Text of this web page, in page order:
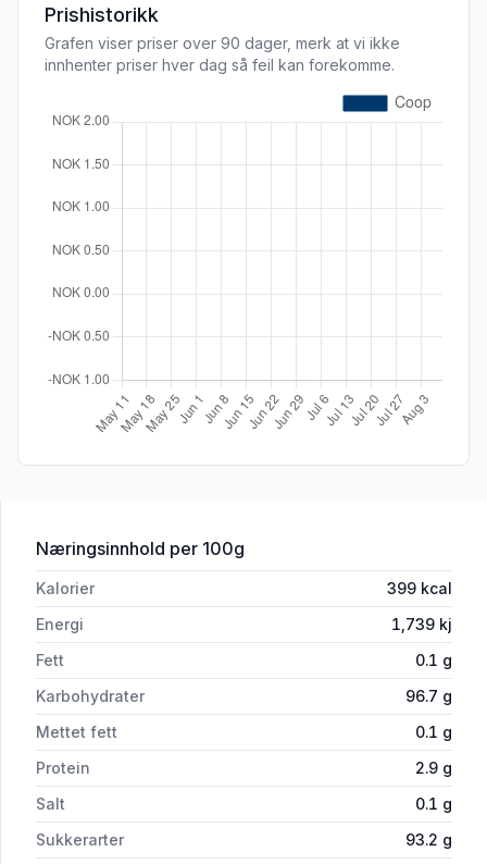
Prishistorikk
Grafen viser priser over 90 dager, merk at vi ikke
innhenter priser hver dag så feil kan forekomme.
Næringsinnhold for 'Gigant Marengs Jordbær 60g
per 100g
Kalorier 399 kcal
Energi
1,739 kj
Fett
0.1 g
Karbohydrater
96.7 g
Mettet fett
0.1 g
Protein
2.9 g
Salt
0.1 g
Sukkerarter
93.2 g